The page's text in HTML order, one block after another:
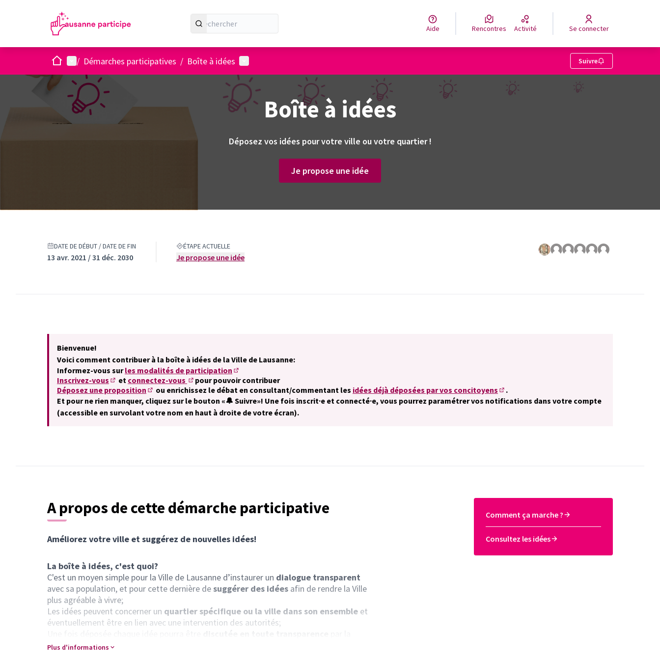
Aide Rencontres Activité Se connecter
AccueilMenu principal
/ Démarches participatives / Boîte à idées Menu utilisateur Suivre
Boîte à idées
Déposez vos idées pour votre ville ou votre quartier !
Je propose une idée
DATE DE DÉBUT / DATE DE FIN
13 avr. 2021 / 31 déc. 2030
ÉTAPE ACTUELLE
Je propose une idée
Bienvenue!
Voici comment contribuer à la boîte à idées de la Ville de Lausanne:
Informez-vous surles modalités de participation
(S'ouvre dans un nouvel onglet)
Inscrivez-vous
(S'ouvre dans un nouvel onglet)
et connectez-vous
(S'ouvre dans un nouvel onglet)
pour pouvoir contribuer
Déposez une proposition
(S'ouvre dans un nouvel onglet)
ou enrichissez le débat en consultant/commentant les idées déjà déposées par vos concitoyens
(S'ouvre dans un nouvel onglet)
.
Et pour ne rien manquer, cliquez sur le bouton «🔔 Suivre»! Une fois inscrit·e et connecté·e, vous pourrez paramétrer vos notifications dans votre compte
(accessible en survolant votre nom en haut à droite de votre écran).
A propos de cette démarche participative
Améliorez votre ville et suggérez de nouvelles idées!
La boîte à idées, c'est quoi?
C'est un moyen simple pour la Ville de Lausanne d’instaurer un dialogue transparent
avec sa population, et pour cette dernière desuggérer des idées afin de rendre la Ville
plus agréable à vivre;
Les idées peuvent concerner un quartier spécifique ou la ville dans son ensemble et
éventuellement être en lien avec une intervention des autorités;
population lausannoise.
Plus d'informations
Comment ça marche ?
Consultez les idées